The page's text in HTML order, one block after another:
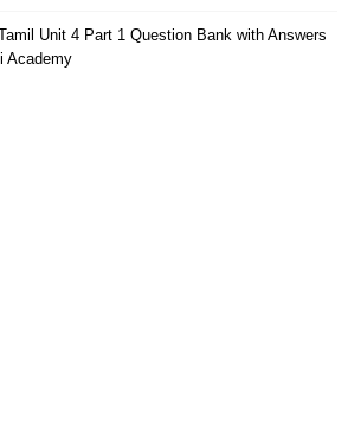
Unit 4 Part 1 Question Bank with Answers
Academy